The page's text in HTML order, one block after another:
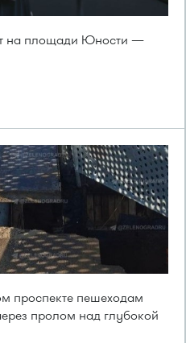
на площади Юности —
проспекте пешеходам
пролом над глубокой